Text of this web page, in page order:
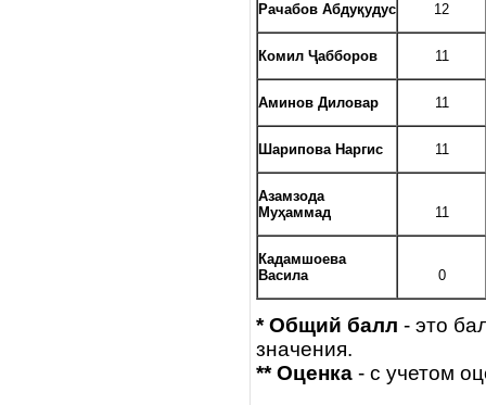
Рачабов Абдуқудус 12
Комил Ҷабборов 11
Аминов Диловар 11
Шарипова Наргис 11
Азамзода
Муҳаммад
11
Кадамшоева
Васила
0
* Общий балл - это
значения.
** Оценка - с учетом